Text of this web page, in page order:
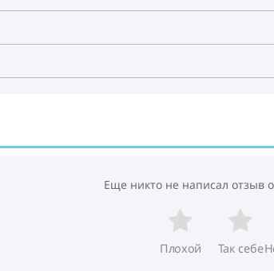
Еще никто не написал отзыв
Плохой Так себе